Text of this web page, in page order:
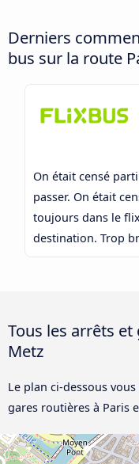
Derniers
bus sur la route
On était censé
passer. On était
toujours dans le
destination. Trop
Tous les arrêts
Metz
Le plan ci-dessous
gares routières à Paris